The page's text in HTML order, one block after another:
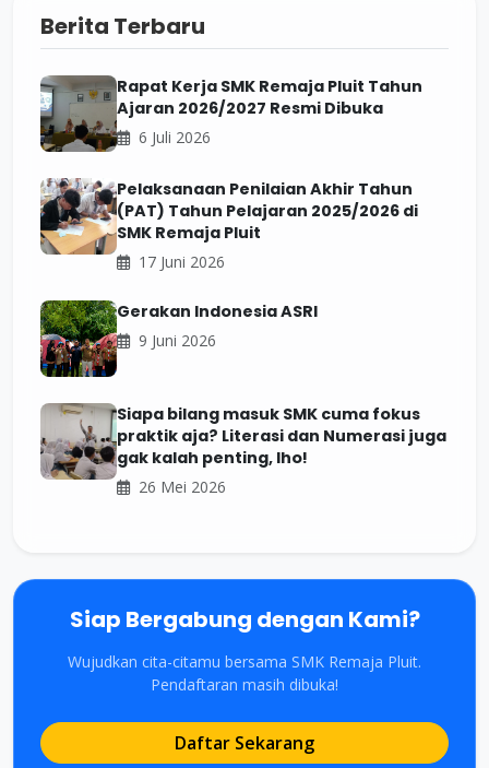
Berita Terbaru
Rapat Kerja SMK Remaja Pluit Tahun
Ajaran 2026/2027 Resmi Dibuka
6 Juli 2026
Pelaksanaan Penilaian Akhir Tahun
(PAT) Tahun Pelajaran 2025/2026 di
SMK Remaja Pluit
17 Juni 2026
Gerakan Indonesia ASRI
9 Juni 2026
Siapa bilang masuk SMK cuma fokus
praktik aja? Literasi dan Numerasi juga
gak kalah penting, lho!
26 Mei 2026
Siap Bergabung dengan Kami?
Wujudkan cita-citamu bersama SMK Remaja Pluit.
Pendaftaran masih dibuka!
Daftar Sekarang